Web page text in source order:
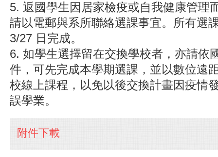
5. 返國學生因居家檢疫或自我健康管理
請以電郵與系所聯絡選課事宜。所有選
3/27 日完成。
6. 如學生選擇留在交換學校者，亦請依
件，可先完成本學期選課，並以數位遠
校線上課程，以免以後交換計畫因疫情
誤學業。
附件下載